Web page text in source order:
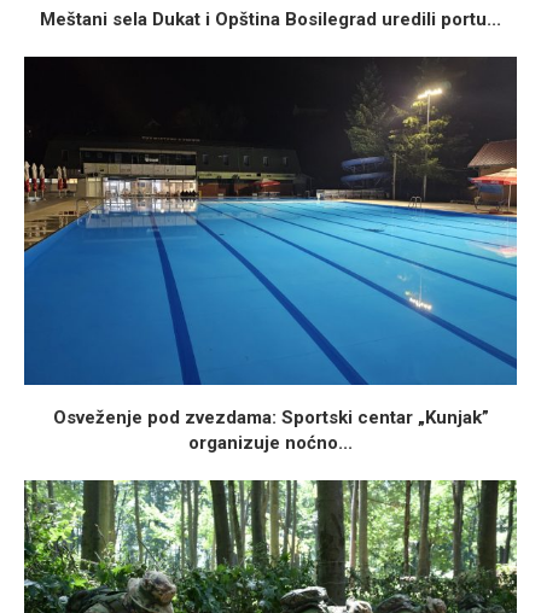
Meštani sela Dukat i Opština Bosilegrad uredili portu...
Osveženje pod zvezdama: Sportski centar „Kunjak”
organizuje noćno...